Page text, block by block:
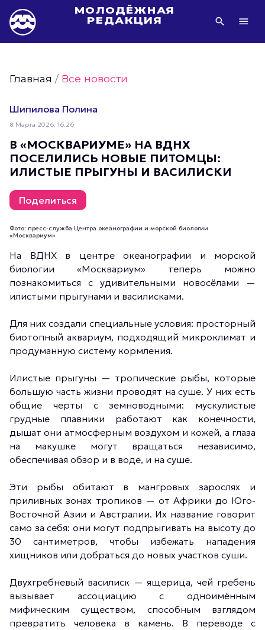
МОЛОДЁЖНАЯ
РЕДАКЦИЯ
Фото Молодёжи Москвы
Фотогалереи Молодёжи Москвы
Статьи Молодёжи Москвы
Молодёжь Москвы культурная
Молодёжь Москвы спортивная
Молодёжь Москвы в движении
Молодёжь Москвы здоровая
Молодёжь Москвы профессиональная
Главная /Все новости
Шипилова Полина
8 Марта 2026, 16:26
В «МОСКВАРИУМЕ» НА ВДНХ
ПОСЕЛИЛИСЬ НОВЫЕ ПИТОМЦЫ:
ИЛИСТЫЕ ПРЫГУНЫ И ВАСИЛИСКИ
Поделиться
Фото: пресс-служба Центра океанографии и морской биологии
«Москвариум»
На ВДНХ в центре океанографии и морской
биологии «Москвариум» теперь можно
познакомиться с удивительными новосёлами —
илистыми прыгунами и василисками.
Для них создали специальные условия: просторный
биотопный аквариум, подходящий микроклимат и
продуманную систему кормления.
Илистые прыгуны — тропические рыбы, которые
большую часть жизни проводят на суше. У них есть
общие черты с земноводными: мускулистые
грудные плавники работают как конечности,
дышат они атмосферным воздухом и кожей, а глаза
на макушке могут вращаться независимо,
обеспечивая обзор и в воде, и на суше.
Эти рыбы обитают в мангровых зарослях и
приливных зонах тропиков — от Африки до Юго-
Восточной Азии и Австралии. Их название говорит
само за себя: они могут подпрыгивать на высоту до
30 сантиметров, чтобы избежать нападения
хищников или добраться до новых участков суши.
Двухгребневый василиск — ящерица, чей гребень
вызывает ассоциацию с одноимённым
мифическим существом, способным взглядом
превратить человека в камень. В переводе с